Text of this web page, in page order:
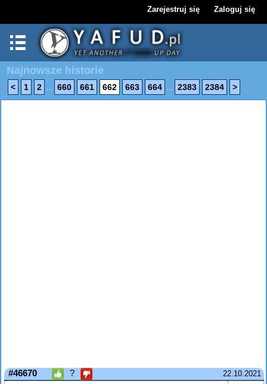
Zarejestruj się Zaloguj się
Najnowsze historie
< 1 2 ... 660 661 662 663 664 ... 2383 2384 >
22.10.2021
#46670 ?